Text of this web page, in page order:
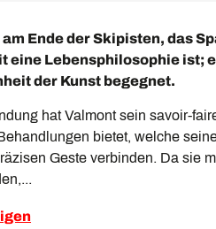
Ende der Skipisten, das
eine Lebensphilosophie ist;
der Kunst begegnet.
hat Valmont sein savoir-
bietet, welche
Geste verbinden. Da sie